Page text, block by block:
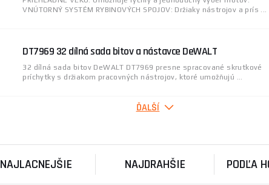
VNÚTORNÝ SYSTÉM RYBINOVÝCH SPOJOV: Držiaky nástrojov a prís ...
DT7969 32 dílná sada bitov a nástavce DeWALT
32 dílná sada bitov DeWALT DT7969 presne spracované skrutkové
príchytky s držiakom pracovných nástrojov, ktoré umožňujú ...
1ks držiak magnetické vložky s torznou zónou 1ks m ...
5-DIELNA SÚPRAVA BITOV DEWALT PH2 25 MM EXTRÉMNE
ĎALŠÍ
NAJLACNEJŠIE NAJDRAHŠIE PODĽA